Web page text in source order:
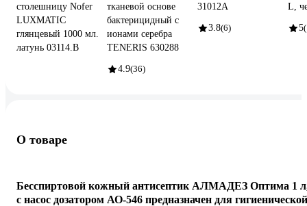
столешницу Nofer
LUXMATIC
глянцевый 1000 мл.
латунь 03114.B
тканевой основе
бактерицидный с
ионами серебра
TENERIS 630288
4.9(36)
31012A
3.8(6)
L,
5
О товаре
Бесспиртовой кожный антисептик АЛМАДЕЗ Оптима 1
с насос дозатором АО-546 предназначен для гигиенической